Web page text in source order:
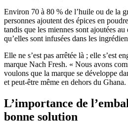
Environ 70 à 80 % de l’huile ou de la
personnes ajoutent des épices en
tandis que les miennes sont ajoutées
qu’elles sont infusées dans les
Elle ne s’est pas arrêtée là ; elle s’est
marque Nach Fresh. « Nous avons
voulons que la marque se développe
et peut-être même en dehors du Ghana.
L’importance de
bonne solution